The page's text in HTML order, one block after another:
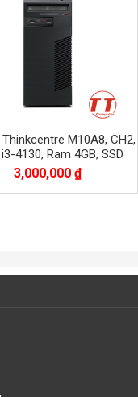
M10A8, CH2,
4130, Ram 4GB, SSD
120GB
3,000,000 ₫